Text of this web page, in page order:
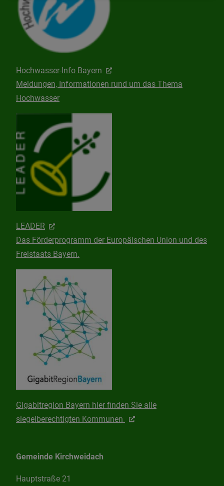
Hochwasser-Info Bayern
Meldungen, Informationen rund um das Thema
Hochwasser
LEADER
Das Förderprogramm der Europäischen Union und des
Freistaats Bayern.
Gigabitregion Bayern hier finden Sie alle
siegelberechtigten Kommunen
Gemeinde Kirchweidach
Hauptstraße 21